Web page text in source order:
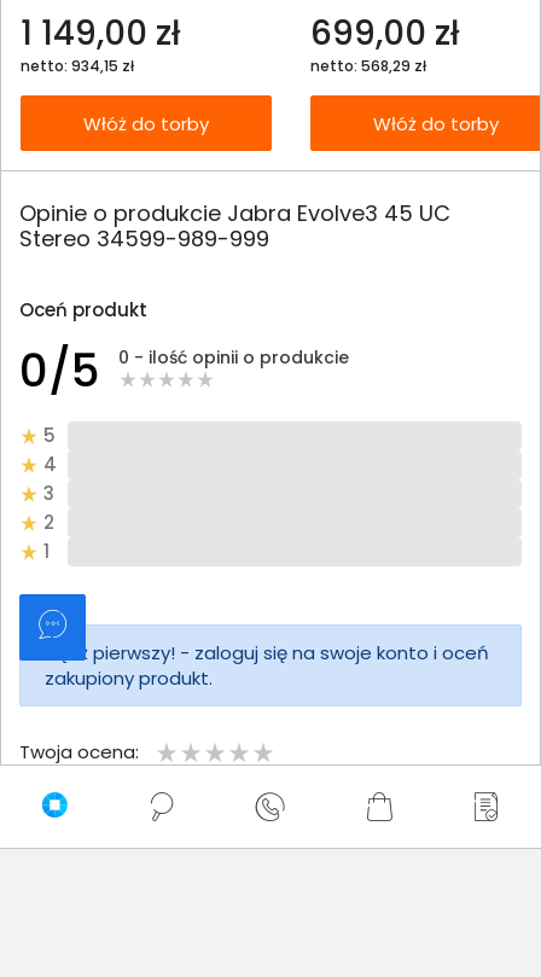
1 149,00 zł
netto: 934,15 zł
Włóż do torby
699,00 zł
netto: 568,29 zł
Włóż do torby
Opinie o produkcie Jabra Evolve3 45 UC
Stereo 34599-989-999
Oceń produkt
0/5 0 - ilość opinii o produkcie
5
4
3
2
1
Bądź pierwszy! - zaloguj się na swoje konto i oceń
zakupiony produkt.
Twoja ocena:
Twoje imię